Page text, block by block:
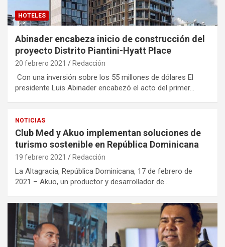
HOTELES
Abinader encabeza inicio de construcción del
proyecto Distrito Piantini-Hyatt Place
20 febrero 2021 Redacción
Con una inversión sobre los 55 millones de dólares El
presidente Luis Abinader encabezó el acto del primer…
NOTICIAS
Club Med y Akuo implementan soluciones de
turismo sostenible en República Dominicana
19 febrero 2021 Redacción
La Altagracia, República Dominicana, 17 de febrero de
2021 – Akuo, un productor y desarrollador de…